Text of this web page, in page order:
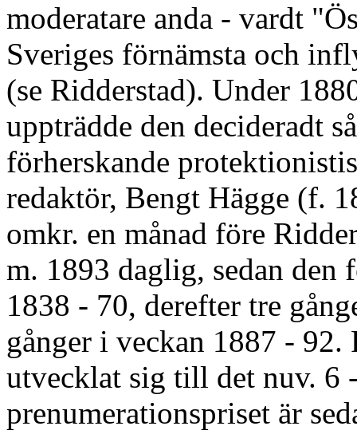
moderatare anda - vardt
Sveriges förnämsta och
(se Ridderstad). Under
uppträdde den decideradt
förherskande
redaktör, Bengt Hägge (f.
omkr. en månad före
m. 1893 daglig, sedan
1838 - 70, derefter tre
gånger i veckan 1887 -
utvecklat sig till det nuv. 6
prenumerationspriset är